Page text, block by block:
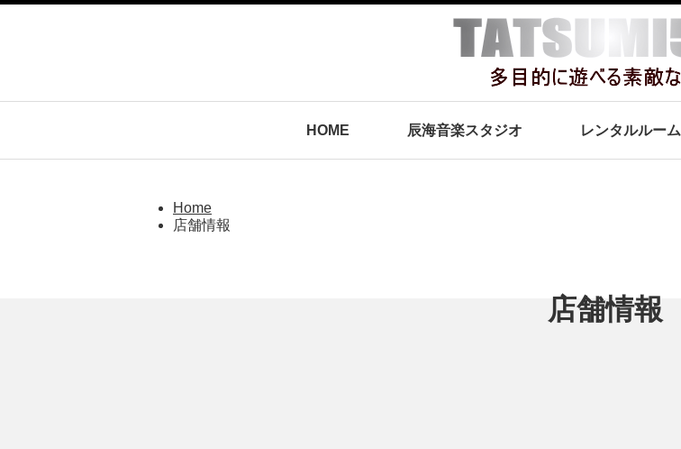
HOME 辰海音楽スタジオ レンタルルーム
Home
店舗情報
店舗情報